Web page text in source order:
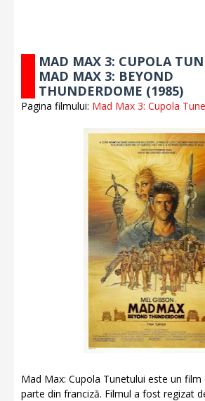
MAD MAX 3: CUPOLA
MAD MAX 3: BEYOND
THUNDERDOME (1985)
Pagina filmului: Mad Max 3: Cupola
Mad Max: Cupola Tunetului este un film
parte din franciză. Filmul a fost regizat